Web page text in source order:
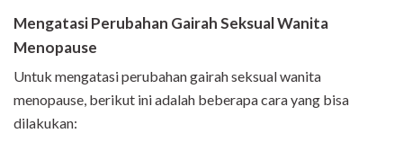
Mengatasi Perubahan Gairah Seksual Wanita
Menopause
Untuk mengatasi perubahan gairah seksual wanita
menopause, berikut ini adalah beberapa cara yang bisa
dilakukan: